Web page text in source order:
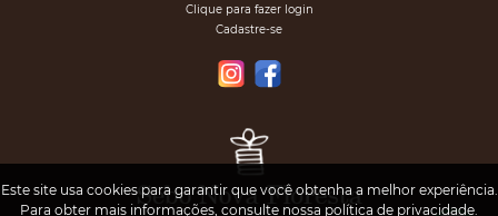
Este site usa cookies para garantir que você obtenha a melhor experiência.
Para obter mais informações, consulte nossa política de privacidade.
Clique para fazer login
Cadastre-se